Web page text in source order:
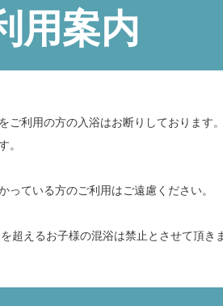
用案内
ご利用の方の入浴はお断りしております
。
ている方のご利用はご遠慮ください。
超えるお子様の混浴は禁止とさせて頂き